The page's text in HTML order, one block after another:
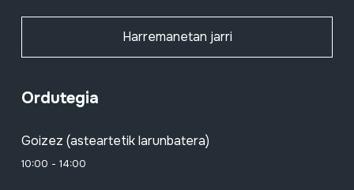
Harremanetan jarri
Ordutegia
Goizez (asteartetik larunbatera)
10:00 - 14:00